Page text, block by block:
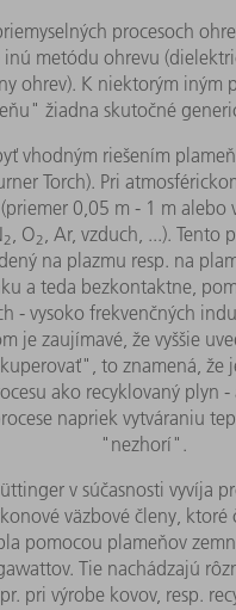
procesoch
inú metódu ohrevu
ohrev). K niektorým iným
žiadna skutočné
vhodným riešením
Torch). Pri
0,05 m - 1 m alebo
2, O2, Ar, vzduch, ...). Tento
na plazmu resp. na
a teda bezkontaktne,
- vysoko frekvenčných
je zaujímavé, že vyššie
to znamená, že
ako recyklovaný plyn
napriek vytváraniu
"nezhorí".
v súčasnosti vyvíja
väzbové členy, ktoré
pomocou plameňov
Tie nachádzajú
pri výrobe kovov, resp.